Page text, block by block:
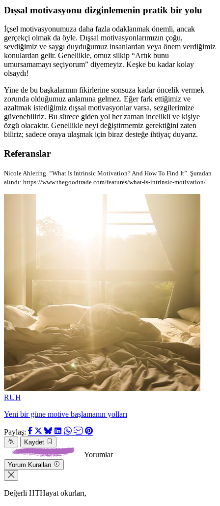
Dışsal motivasyonu dizginlemenin pratik bir yolu
İçsel motivasyonumuza daha fazla odaklanmak önemli, ancak
gerçekçi olmak da öyle. Dışsal motivasyonlarımızın çoğu,
sevdiğimiz ve saygı duyduğumuz insanlardan veya önem verdiğimiz
konulardan gelir. Genellikle, omuz silkip “Artık bunu
umursamamayı seçiyorum” diyemeyiz. Keşke bu kadar kolay
olsaydı!
Yine de bu başkalarının fikirlerine sonsuza kadar öncelik vermek
zorunda olduğumuz anlamına gelmez. Eğer fark ettiğimiz ve
azaltmak istediğimiz dışsal motivasyonlar varsa, sezgilerimize
güvenebiliriz. Bu sürece giden yol her zaman incelikli ve kişiye
özgü olacaktır. Genellikle neyi değiştirmemiz gerektiğini zaten
biliriz; sadece oraya ulaşmak için biraz desteğe ihtiyaç duyarız.
Referanslar
Nicole Ahlering. “What Is Intrinsic Motivation? And How To Find It”. Şuradan
alındı: https://www.thegoodtrade.com/features/what-is-intrinsic-motivation/
RUH
Yeni bir güne motive başlamanın yolları
Paylaş:
Kaydet
Yorumlar
Yorum Kuralları
Değerli HTHayat okurları,